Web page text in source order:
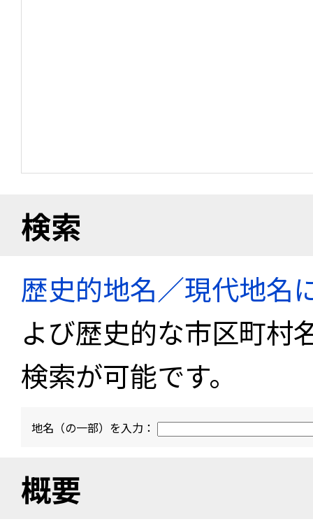
検索
歴史的地名／現代地名
よび歴史的な市区町村
検索が可能です。
地名（の一部）を入力：
概要